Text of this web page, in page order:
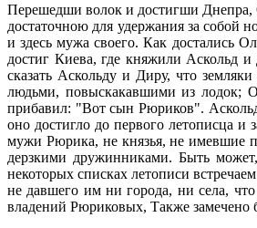
Перешедши волок и достигши Днепра,
достаточною для удержания за собой
и здесь мужа своего. Как достались
достиг Киева, где княжили Аскольд
сказать Аскольду и Диру, что
людьми, повыскакавшими из лодок;
прибавил: "Вот сын Рюриков".
оно достигло до первого летописца
мужи Рюрика, не князья, не имевшие
дерзкими дружинниками. Быть
некоторых списках летописи
не давшего им ни города, ни села,
владений Рюриковых, Также замечено